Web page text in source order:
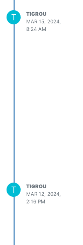
T
TIGROU
MAR 15, 2024,
8:24 AM
T
TIGROU
MAR 12, 2024,
2:16 PM